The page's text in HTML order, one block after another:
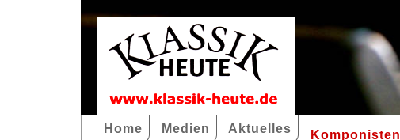
Home Medien Aktuelles Komponisten